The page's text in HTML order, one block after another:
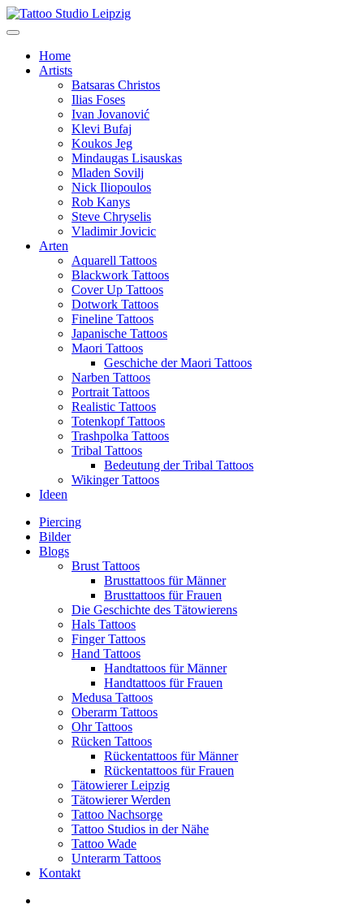
Home
Artists
Batsaras Christos
Ilias Foses
Ivan Jovanović
Klevi Bufaj
Koukos Jeg
Mindaugas Lisauskas
Mladen Sovilj
Nick Iliopoulos
Rob Kanys
Steve Chryselis
Vladimir Jovicic
Arten
Aquarell Tattoos
Blackwork Tattoos
Cover Up Tattoos
Dotwork Tattoos
Fineline Tattoos
Japanische Tattoos
Maori Tattoos
Geschiche der Maori Tattoos
Narben Tattoos
Portrait Tattoos
Realistic Tattoos
Totenkopf Tattoos
Trashpolka Tattoos
Tribal Tattoos
Bedeutung der Tribal Tattoos
Wikinger Tattoos
Ideen
Piercing
Bilder
Blogs
Brust Tattoos
Brusttattoos für Männer
Brusttattoos für Frauen
Die Geschichte des Tätowierens
Hals Tattoos
Finger Tattoos
Hand Tattoos
Handtattoos für Männer
Handtattoos für Frauen
Medusa Tattoos
Oberarm Tattoos
Ohr Tattoos
Rücken Tattoos
Rückentattoos für Männer
Rückentattoos für Frauen
Tätowierer Leipzig
Tätowierer Werden
Tattoo Nachsorge
Tattoo Studios in der Nähe
Tattoo Wade
Unterarm Tattoos
Kontakt